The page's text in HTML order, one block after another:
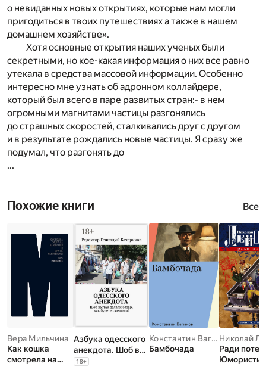
о невиданных новых открытиях, которые нам могли
пригодиться в твоих путешествиях а также в нашем
домашнем хозяйстве».
Хотя основные открытия наших ученых были
секретными, но кое-какая информация о них все равно
утекала в средства массовой информации. Особенно
интересно мне узнать об адронном коллайдере,
который был всего в паре развитых стран:- в нем
огромными магнитами частицы разгонялись
до страшных скоростей, сталкивались друг с другом
и в результате рождались новые частицы. Я сразу же
подумал, что разгонять до
...
Похожие книги Все
Вера Мильчина
Как кошка
смотрела на
Азбука одесского
анекдота. Шоб вы
так делали базар,
18+
Константин Вагинов
Бамбочада
Николай
Ради